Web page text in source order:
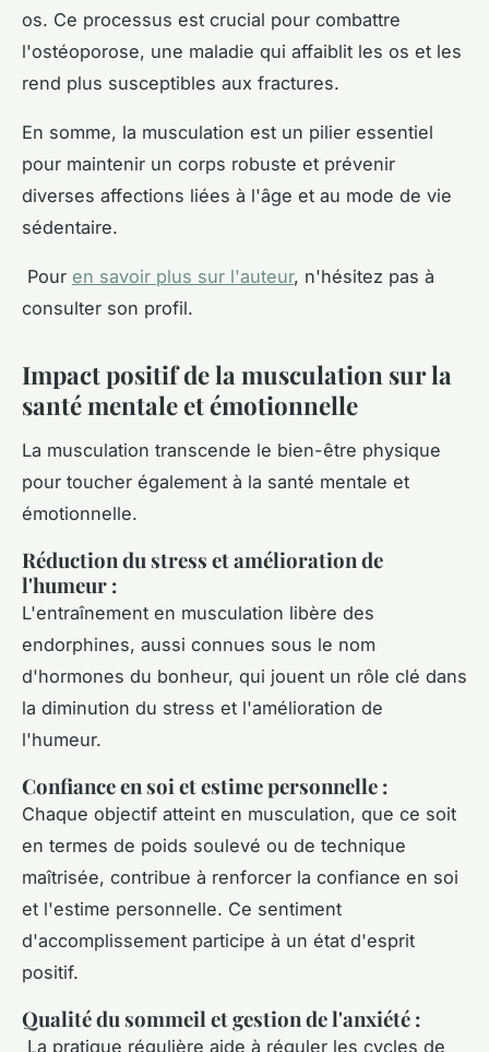
os. Ce processus est crucial pour combattre
l'ostéoporose, une maladie qui affaiblit les os et les
rend plus susceptibles aux fractures.
En somme, la musculation est un pilier essentiel
pour maintenir un corps robuste et prévenir
diverses affections liées à l'âge et au mode de vie
sédentaire.
Pour en savoir plus sur l'auteur, n'hésitez pas à
consulter son profil.
Impact positif de la musculation sur la
santé mentale et émotionnelle
La musculation transcende le bien-être physique
pour toucher également à la santé mentale et
émotionnelle.
Réduction du stress et amélioration de
l'humeur :
L'entraînement en musculation libère des
endorphines, aussi connues sous le nom
d'hormones du bonheur, qui jouent un rôle clé dans
la diminution du stress et l'amélioration de
l'humeur.
Confiance en soi et estime personnelle :
Chaque objectif atteint en musculation, que ce soit
en termes de poids soulevé ou de technique
maîtrisée, contribue à renforcer la confiance en soi
et l'estime personnelle. Ce sentiment
d'accomplissement participe à un état d'esprit
positif.
Qualité du sommeil et gestion de l'anxiété :
La pratique régulière aide à réguler les cycles de